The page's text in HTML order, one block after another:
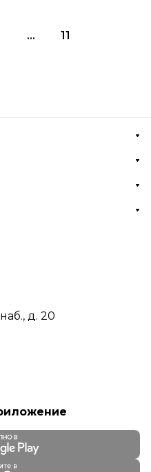
... 11
д. 20